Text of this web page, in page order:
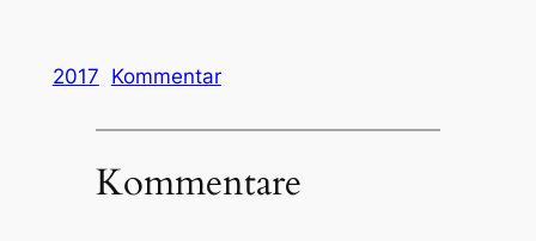
2017 Kommentar
Kommentare